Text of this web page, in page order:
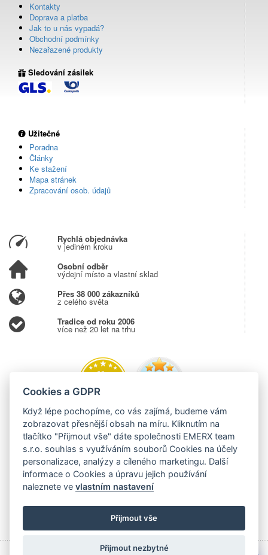
Kontakty
Doprava a platba
Jak to u nás vypadá?
Obchodní podmínky
Nezařazené produkty
Sledování zásilek
Užitečné
Poradna
Články
Ke stažení
Mapa stránek
Zpracování osob. údajů
Rychlá objednávka
v jediném kroku
Osobní odběr
výdejní místo a vlastní sklad
Přes 38 000 zákazníků
z celého světa
Tradice od roku 2006
více než 20 let na trhu
Cookies a GDPR
Když lépe pochopíme, co vás zajímá, budeme vám
zobrazovat přesnější obsah na míru. Kliknutím na
tlačítko "Přijmout vše" dáte společnosti EMERX team
s.r.o. souhlas s využíváním souborů Cookies na účely
personalizace, analýzy a cíleného marketingu. Další
informace o Cookies a úpravu jejich používání
naleznete vevlastním nastavení
Přijmout vše
Přijmout nezbytné